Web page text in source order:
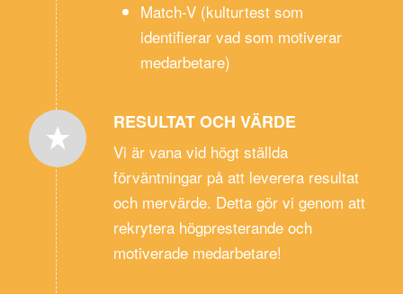
Match-V (kulturtest som
identifierar vad som motiverar
medarbetare)
RESULTAT OCH VÄRDE
Vi är vana vid högt ställda
förväntningar på att leverera resultat
och mervärde. Detta gör vi genom att
rekrytera högpresterande och
motiverade medarbetare!